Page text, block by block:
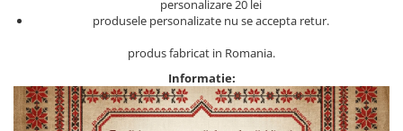
personalizare 20 lei
produsele personalizate nu se accepta retur.
produs fabricat in Romania.
Informatie: